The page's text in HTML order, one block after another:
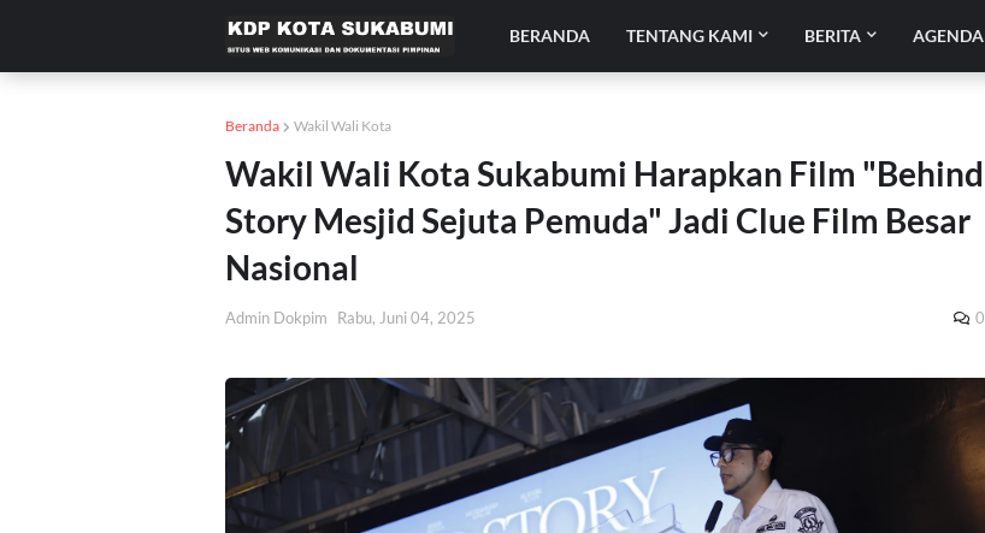
BERANDA TENTANG KAMI BERITA AGENDA
Beranda Wakil Wali Kota
Wakil Wali Kota Sukabumi Harapkan Film "Behind
Story Mesjid Sejuta Pemuda" Jadi Clue Film Besar
Nasional
Admin Dokpim Rabu, Juni 04, 2025 0